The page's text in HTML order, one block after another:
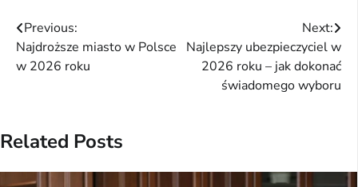
Nawigacja
wpisu
Previous:
Najdroższe miasto w Polsce
w 2026 roku
Next:
Najlepszy ubezpieczyciel w
2026 roku – jak dokonać
świadomego wyboru
Related Posts